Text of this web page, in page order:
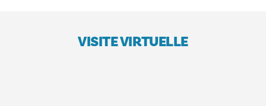
VISITE VIRTUELLE